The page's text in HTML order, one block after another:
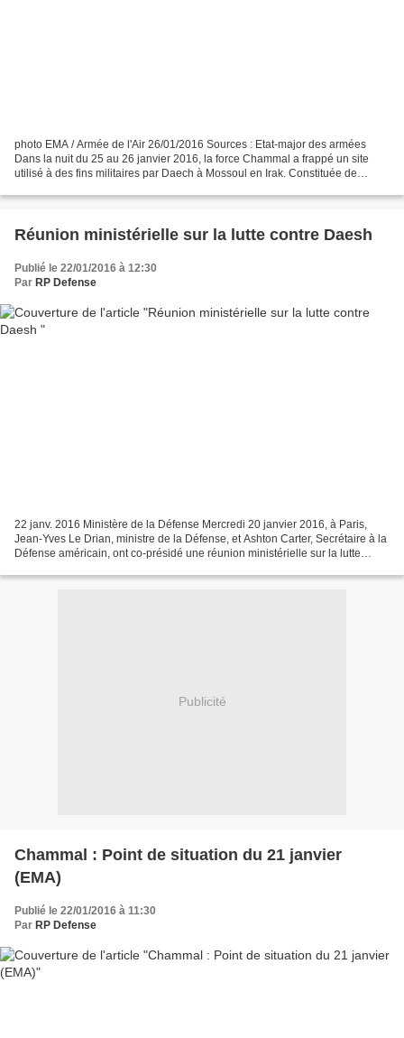
photo EMA / Armée de l'Air 26/01/2016 Sources : Etat-major des armées
Dans la nuit du 25 au 26 janvier 2016, la force Chammal a frappé un site
utilisé à des fins militaires par Daech à Mossoul en Irak. Constituée de
Réunion ministérielle sur la lutte contre Daesh
Publié le 22/01/2016 à 12:30
Par RP Defense
22 janv. 2016 Ministère de la Défense Mercredi 20 janvier 2016, à Paris,
Jean-Yves Le Drian, ministre de la Défense, et Ashton Carter, Secrétaire à la
Défense américain, ont co-présidé une réunion ministérielle sur la lutte
Publicité
Chammal : Point de situation du 21 janvier
(EMA)
Publié le 22/01/2016 à 11:30
Par RP Defense